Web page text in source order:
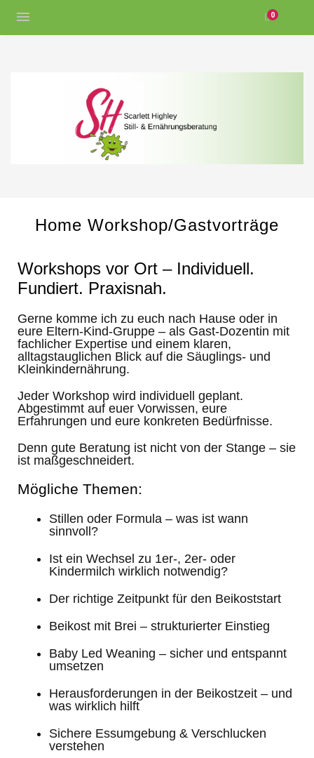
0
Home Workshop/Gastvorträge
Workshops vor Ort – Individuell.
Fundiert. Praxisnah.
Gerne komme ich zu euch nach Hause oder in
eure Eltern-Kind-Gruppe – als Gast-Dozentin mit
fachlicher Expertise und einem klaren,
alltagstauglichen Blick auf die Säuglings- und
Kleinkindernährung.
Jeder Workshop wird individuell geplant.
Abgestimmt auf euer Vorwissen, eure
Erfahrungen und eure konkreten Bedürfnisse.
Denn gute Beratung ist nicht von der Stange – sie
ist maßgeschneidert.
Mögliche Themen:
Stillen oder Formula – was ist wann
sinnvoll?
Ist ein Wechsel zu 1er-, 2er- oder
Kindermilch wirklich notwendig?
Der richtige Zeitpunkt für den Beikoststart
Beikost mit Brei – strukturierter Einstieg
Baby Led Weaning – sicher und entspannt
umsetzen
Herausforderungen in der Beikostzeit – und
was wirklich hilft
Sichere Essumgebung & Verschlucken
verstehen